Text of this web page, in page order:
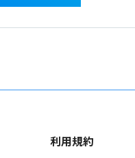
利用規約